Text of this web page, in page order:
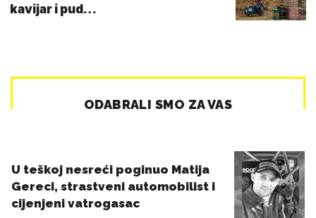
kavijar i pud…